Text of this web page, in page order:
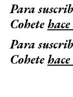
Para
Cohete
Para
Cohete